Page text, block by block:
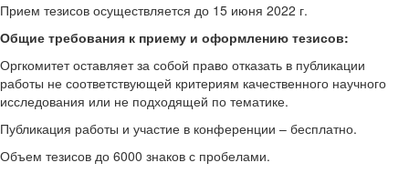
Прием тезисов осуществляется до 15 июня 2022 г.
Общие требования к приему и оформлению тезисов:
Оргкомитет оставляет за собой право отказать в публикации
работы не соответствующей критериям качественного научного
исследования или не подходящей по тематике.
Публикация работы и участие в конференции – бесплатно.
Объем тезисов до 6000 знаков с пробелами.